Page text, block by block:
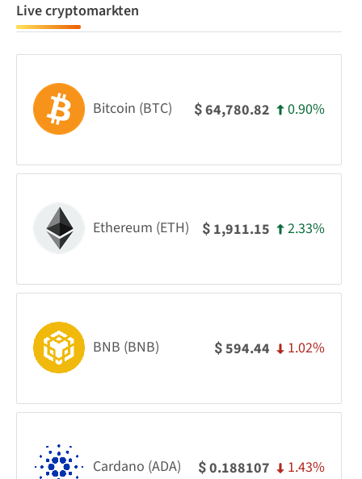
Live cryptomarkten
Bitcoin (BTC) $64,780.82 0.90%
Ethereum (ETH) $ 1,911.15 2.33%
BNB (BNB) $594.44 1.02%
Cardano (ADA) $0.188107 1.43%